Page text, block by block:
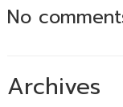
No
Archives